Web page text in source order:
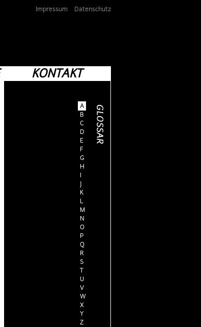
Impressum Datenschutz
KONTAKT
A
B
C
D
E
F
G
H
I
J
K
L
M
N
O
P
Q
R
S
T
U
V
W
X
Y
Z